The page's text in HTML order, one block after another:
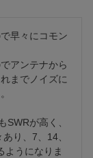
早々にコモン
アンテナから
までノイズに
SWRが高く、
り、7、14、
ようになりま